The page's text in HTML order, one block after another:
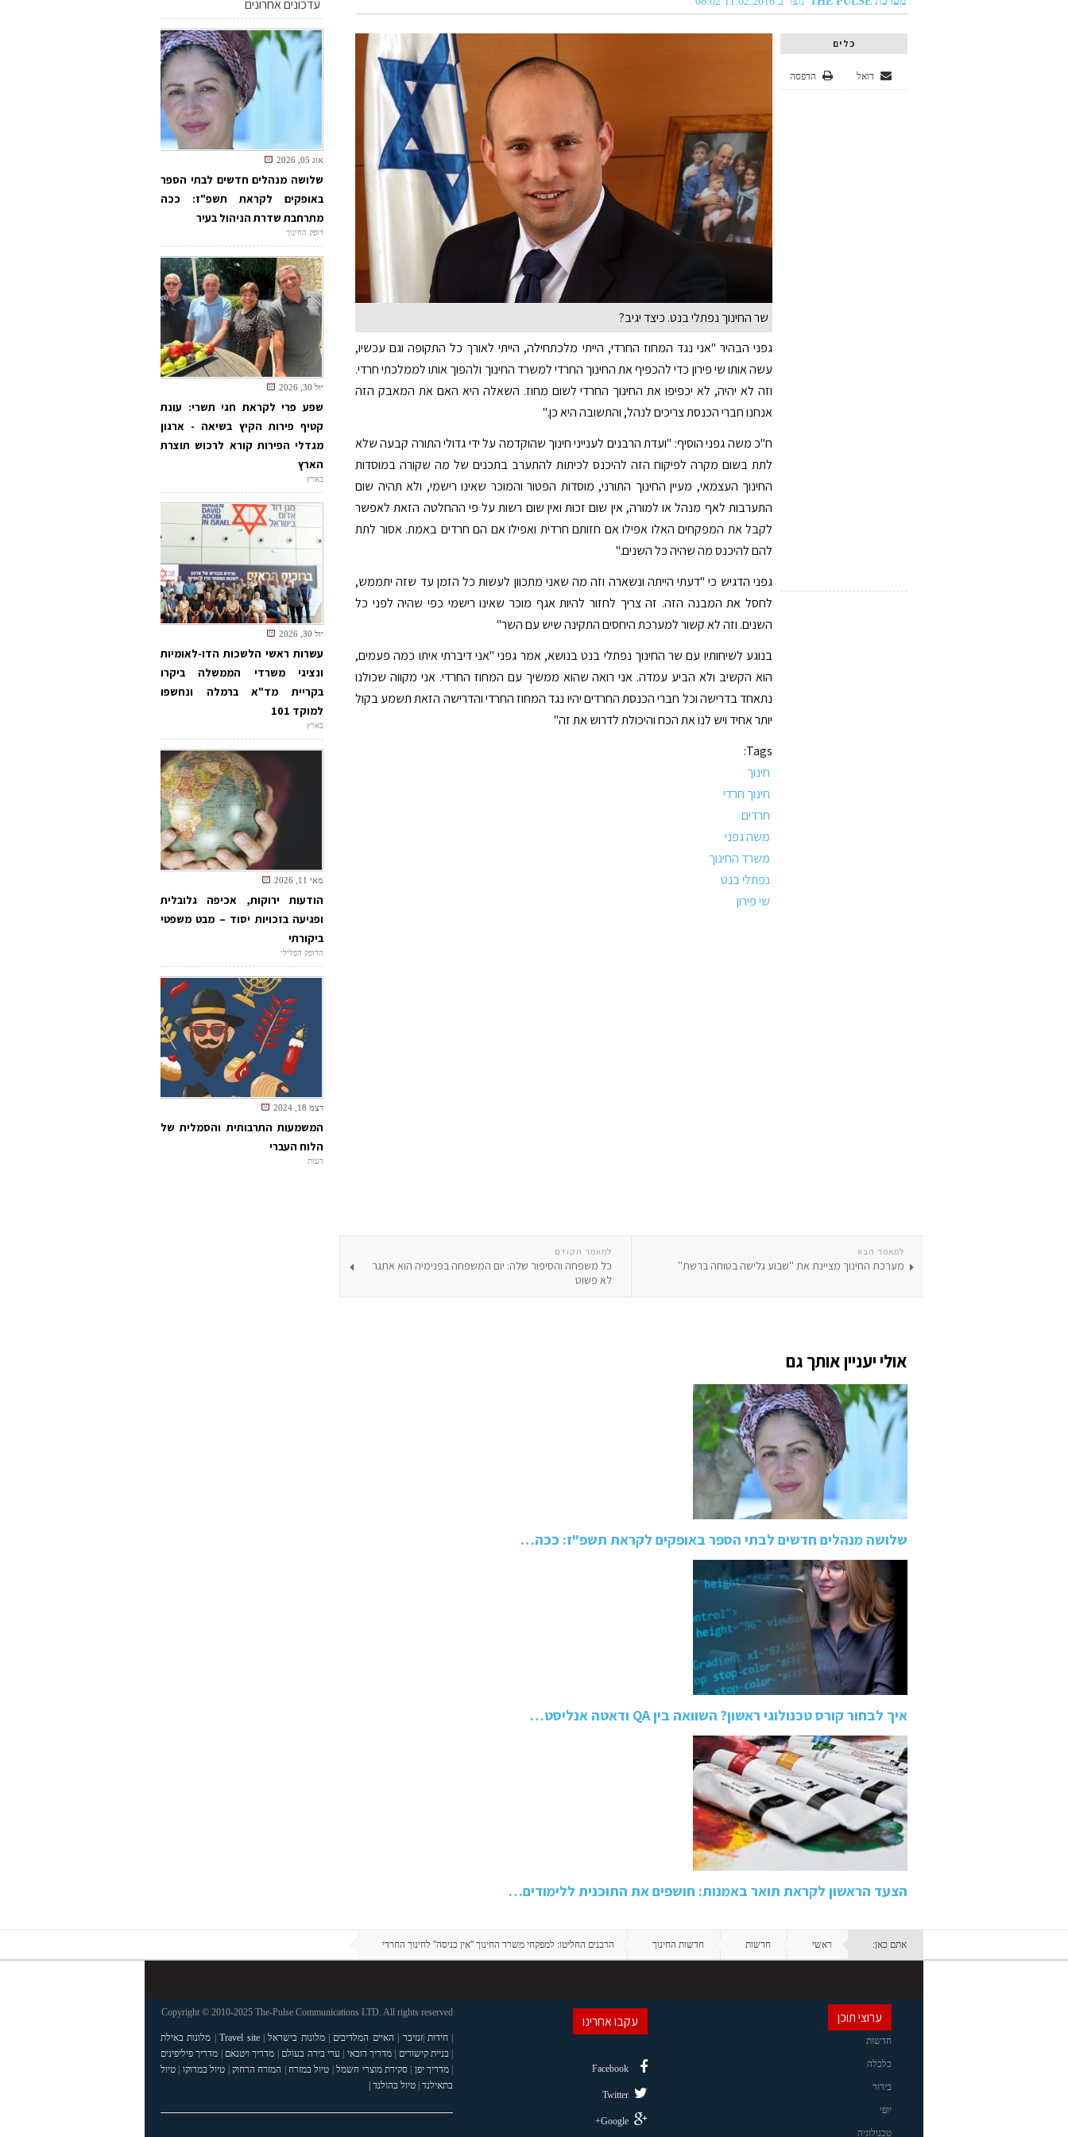
כלים
הדפסה דואל
שר החינוך נפתלי בנט. כיצד יגיב?
גפני הבהיר "אני נגד המחוז החרדי, הייתי מלכתחילה, הייתי לאורך כל התקופה וגם עכשיו,
עשה אותו שי פירון כדי להכפיף את החינוך החרדי למשרד החינוך ולהפוך אותו לממלכתי חרדי.
וזה לא יהיה, לא יכפיפו את החינוך החרדי לשום מחוז. השאלה היא האם את המאבק הזה
אנחנו חברי הכנסת צריכים לנהל, והתשובה היא כן."
ח"כ משה גפני הוסיף: "ועדת הרבנים לענייני חינוך שהוקדמה על ידי גדולי התורה קבעה שלא
לתת בשום מקרה לפיקוח הזה להיכנס לכיתות להתערב בתכנים של מה שקורה במוסדות
החינוך העצמאי, מעיין החינוך התורני, מוסדות הפטור והמוכר שאינו רישמי, ולא תהיה שום
התערבות לאף מנהל או למורה, אין שום זכות ואין שום רשות על פי ההחלטה הזאת לאפשר
לקבל את המפקחים האלו אפילו אם חזותם חרדית ואפילו אם הם חרדים באמת. אסור לתת
להם להיכנס מה שהיה כל השנים."
גפני הדגיש כי "דעתי הייתה ונשארה וזה מה שאני מתכוון לעשות כל הזמן עד שזה יתממש,
לחסל את המבנה הזה. זה צריך לחזור להיות אגף מוכר שאינו רישמי כפי שהיה לפני כל
השנים. וזה לא קשור למערכת היחסים התקינה שיש עם השר"
בנוגע לשיחותיו עם שר החינוך נפתלי בנט בנושא, אמר גפני "אני דיברתי איתו כמה פעמים,
הוא הקשיב ולא הביע עמדה. אני רואה שהוא ממשיך עם המחוז החרדי. אני מקווה שכולנו
נתאחד בדרישה וכל חברי הכנסת החרדים יהיו נגד המחוז החרדי והדרישה הזאת תשמע בקול
יותר אחיד ויש לנו את הכח והיכולת לדרוש את זה"
Tags:
חינוך
חינוך חרדי
חרדים
משה גפני
משרד החינוך
נפתלי בנט
שי פירון
למאמר הקודם
כל משפחה והסיפור שלה: יום המשפחה בפנימיה הוא אתגר
לא פשוט
למאמר הבא
מערכת החינוך מציינת את ''שבוע גלישה בטוחה ברשת''
אולי יעניין אותך גם
שלושה מנהלים חדשים לבתי הספר באופקים לקראת תשפ"ז: ככה…
איך לבחור קורס טכנולוגי ראשון? השוואה בין QA ודאטה אנליסט…
הצעד הראשון לקראת תואר באמנות: חושפים את התוכנית ללימודים…
עדכונים אחרונים
אוג 05, 2026
שלושה מנהלים חדשים לבתי הספר
באופקים לקראת תשפ"ז: ככה
מתרחבת שדרת הניהול בעיר
דופק החינוך
יול 30, 2026
שפע פרי לקראת חגי תשרי: עונת
קטיף פירות הקיץ בשיאה - ארגון
מגדלי הפירות קורא לרכוש תוצרת
הארץ
בארץ
יול 30, 2026
עשרות ראשי הלשכות הדו-לאומיות
ונציגי משרדי הממשלה ביקרו
בקריית מד"א ברמלה ונחשפו
למוקד 101
בארץ
מאי 11, 2026
הודעות ירוקות, אכיפה גלובלית
ופגיעה בזכויות יסוד – מבט משפטי
ביקורתי
הדופק הפלילי
דצמ 18, 2024
המשמעות התרבותית והסמלית של
הלוח העברי
דעות
אתם כאן: ראשי חדשות חדשות החינוך הרבנים החליטו: למפקחי משרד החינוך ''אין כניסה'' לחינוך החרדי
ערוצי תוכן
חדשות
כלכלה
בידור
יופי
טכנולוגיה
עקבו אחרינו
Facebook
Twitter
Google+
Copyright © 2010-2025 The-Pulse Communications LTD. All rights reserved
| חידות |זנזיבר | האיים המלדיבים |מלונות בישראל|
Travel site
| מלונות באילת
| בניית קישורים |מדריך דובאי | ערי בירה בעולם | מדריך ויטנאם | מדריך פיליפינים
| מדריך יפן |סקירת מוצרי חשמל| טיול במזרח | המזרח הרחוק | טיול במרוקו | טיול
בתאילנד| טיול בהולנד |